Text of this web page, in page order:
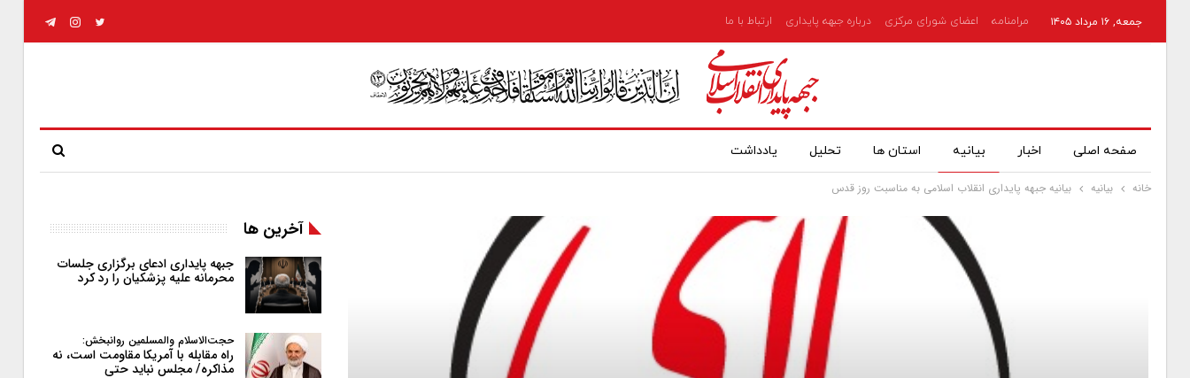
جمعه, ۱۶ مرداد ۱۴۰۵ مرامنامه اعضای شورای مرکزی درباره جبهه پایداری ارتباط با ما
صفحه اصلی اخبار بیانیه استان ها تحلیل یادداشت
خانه بیانیه بیانیه جبهه پایداری انقلاب اسلامی به مناسبت روز قدس
آخرین ها
جبهه پایداری ادعای برگزاری جلسات
محرمانه علیه پزشکیان را رد کرد
حجت‌الاسلام والمسلمین روانبخش:
راه مقابله با آمریکا مقاومت است، نه
مذاکره/ مجلس نباید حتی